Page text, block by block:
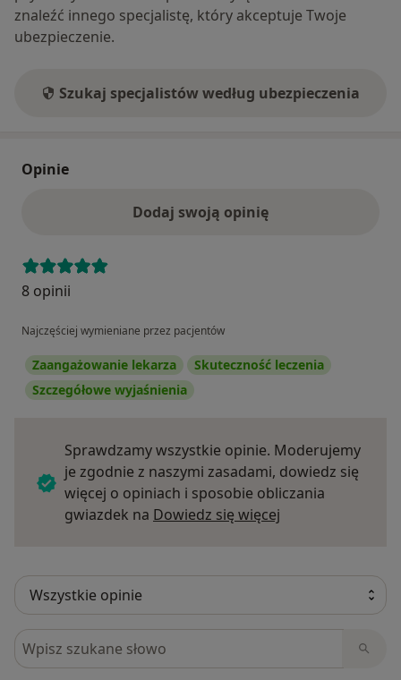
znaleźć innego specjalistę, który akceptuje Twoje
ubezpieczenie.
Szukaj specjalistów według ubezpieczenia
Opinie
Dodaj swoją opinię
8 opinii
Najczęściej wymieniane przez pacjentów
Zaangażowanie lekarza
Skuteczność leczenia
Szczegółowe wyjaśnienia
Sprawdzamy wszystkie opinie. Moderujemy
je zgodnie z naszymi zasadami, dowiedz się
więcej o opiniach i sposobie obliczania
gwiazdek na Dowiedz się więcej
Szukaj w opiniach